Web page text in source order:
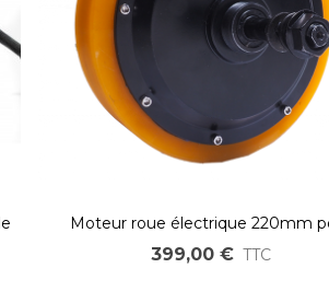
Moteur roue électrique 220mm
chariot industriel et logistique
399,00 € TTC